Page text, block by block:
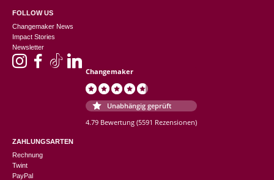
FOLLOW US
Changemaker News
Impact Stories
Newsletter
Changemaker
Unabhängig geprüft
4.79 Bewertung (5591 Rezensionen)
ZAHLUNGSARTEN
Rechnung
Twint
PayPal